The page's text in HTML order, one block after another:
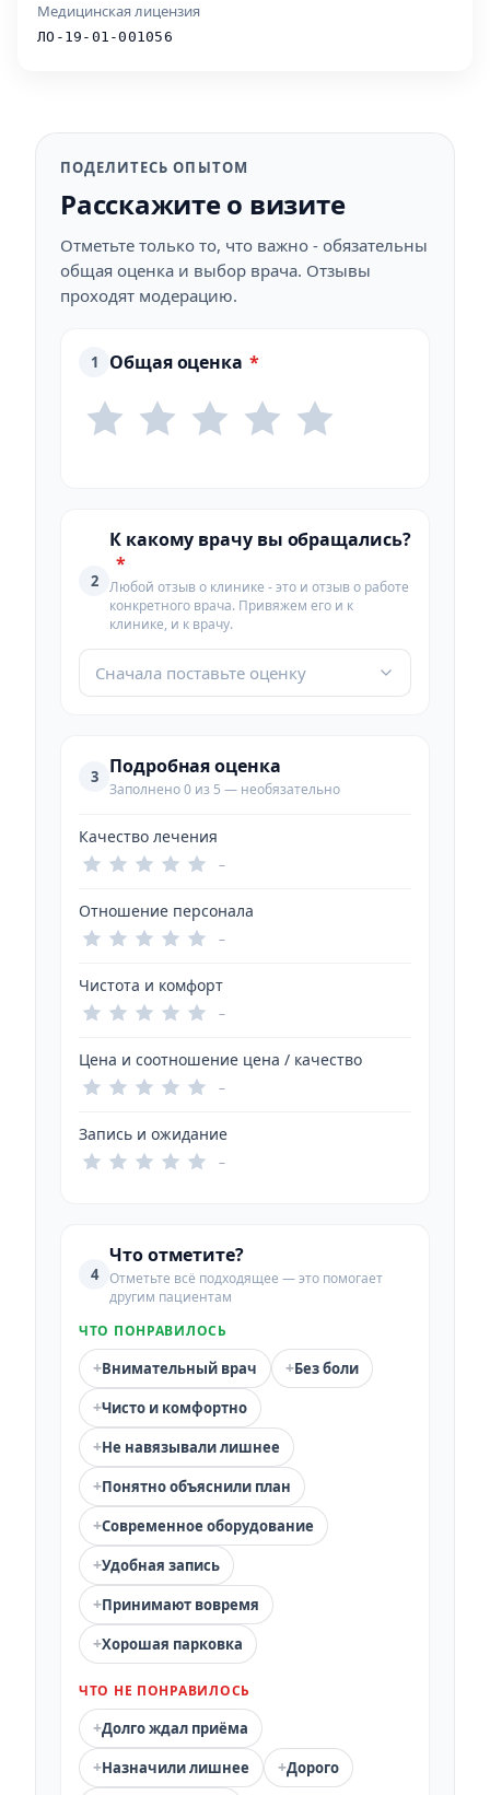
Медицинская лицензия
ЛО-19-01-001056
ПОДЕЛИТЕСЬ ОПЫТОМ
Расскажите о визите
Отметьте только то, что важно - обязательны
общая оценка и выбор врача. Отзывы
проходят модерацию.
1 Общая оценка *
2
К какому врачу вы обращались?
*
Любой отзыв о клинике - это и отзыв о работе
конкретного врача. Привяжем его и к
клинике, и к врачу.
Сначала поставьте оценку
3 Подробная оценка
Заполнено 0 из 5 — необязательно
Качество лечения
–
Отношение персонала
–
Чистота и комфорт
–
Цена и соотношение цена / качество
–
Запись и ожидание
–
4
Что отметите?
Отметьте всё подходящее — это помогает
другим пациентам
ЧТО ПОНРАВИЛОСЬ
+Внимательный врач +Без боли
+Чисто и комфортно
+Не навязывали лишнее
+Понятно объяснили план
+Современное оборудование
+Удобная запись
+Принимают вовремя
+Хорошая парковка
ЧТО НЕ ПОНРАВИЛОСЬ
+Долго ждал приёма
+Назначили лишнее +Дорого